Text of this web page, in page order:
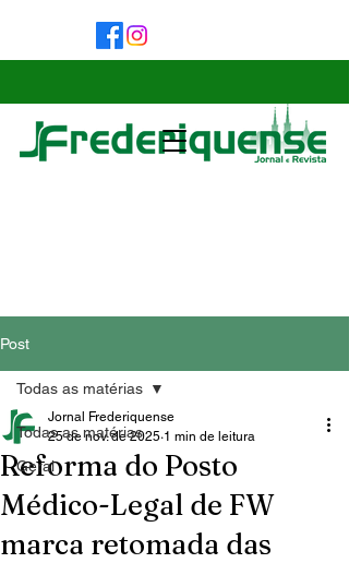
Post
Todas as matérias
Geral
Todas as matérias
Reforma do Posto
Médico-Legal de FW
marca retomada das
Jornal Frederiquense
25 de nov. de 2025 1 min de leitura